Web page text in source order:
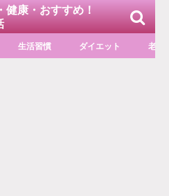
健康・おすすめ！
生活習慣 ダイエット 老化